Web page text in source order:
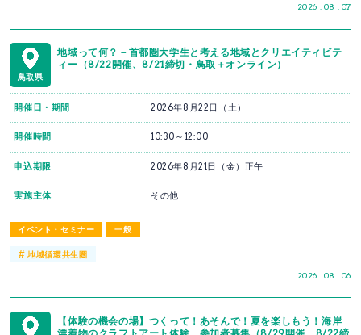
2026 . 08 . 07
鳥取県
地域って何？－首都圏大学生と考える地域とクリエイティビテ
ィー（8/22開催、8/21締切・鳥取＋オンライン）
イベント・セミナー 一般
2026 . 08 . 06
開催日・期間 2026年8月22日（土）
開催時間 10:30～12:00
申込期限 2026年8月21日（金）正午
実施主体 その他
#地域循環共生圏
【体験の機会の場】つくって！あそんで！夏を楽しもう！海岸